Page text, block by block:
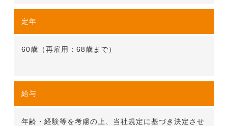
定年
60歳（再雇用：68歳まで）
給与
年齢・経験等を考慮の上、当社規定に基づき決定させ